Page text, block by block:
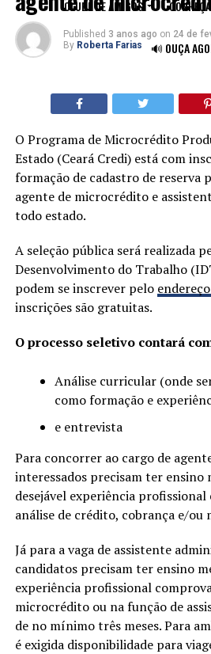
CLUBE DE AMIGOS
🔊 OUÇA
Published 3 anos ago on 24 de
By Roberta Farias
O Programa de Microcrédito
Estado (Ceará Credi) está com
formação de cadastro de reserva
agente de microcrédito e
todo estado.
A seleção pública será realizada
Desenvolvimento do Trabalho
podem se inscrever pelo
inscrições são gratuitas.
O processo seletivo contará
Análise curricular (onde
como formação e
e entrevista
Para concorrer ao cargo de
interessados precisam ter ensino
desejável experiência profissional
análise de crédito, cobrança e/ou
Já para a vaga de assistente
candidatos precisam ter ensino
experiência profissional
microcrédito ou na função de
de no mínimo três meses. Para
é exigida disponibilidade para